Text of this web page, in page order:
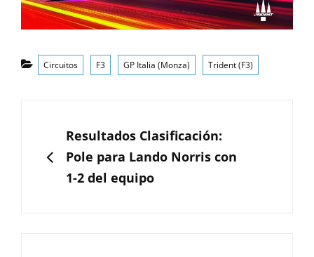
Categorías
Circuitos F3 GP Italia (Monza) Trident (F3)
entradas
ANTERIOR
Resultados Clasificación:
Pole para Lando Norris con
1-2 del equipo